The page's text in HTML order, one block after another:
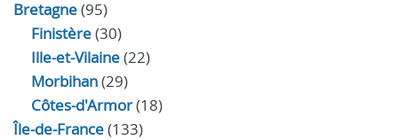
Bretagne(95)
Finistère(30)
Ille-et-Vilaine(22)
Morbihan(29)
Côtes-d'Armor(18)
Île-de-France(133)